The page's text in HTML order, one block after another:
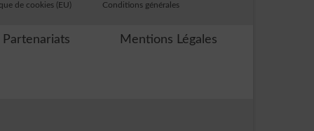
de cookies (EU) Conditions générales
Partenariats Mentions Légales